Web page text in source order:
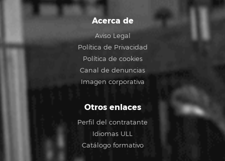
Acerca de
Aviso Legal
Política de Privacidad
Política de cookies
Canal de denuncias
Imagen corporativa
Otros enlaces
Perfil del contratante
Idiomas ULL
Catálogo formativo